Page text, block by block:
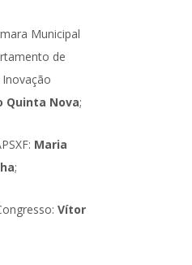
Municipal
de
Quinta Nova;
Maria
;
Vítor